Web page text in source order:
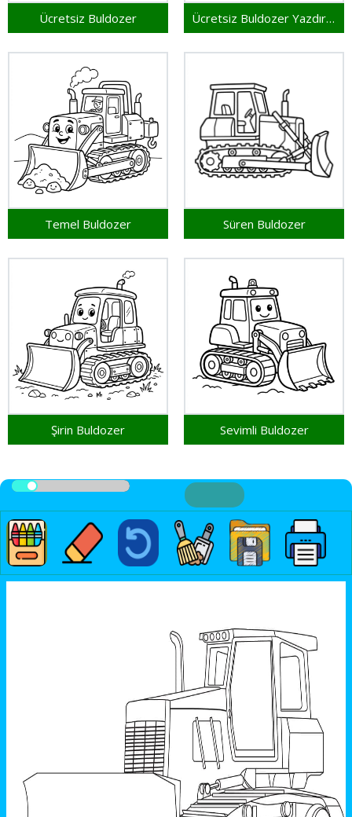
Ücretsiz Buldozer Ücretsiz Buldozer Yazdırılabilir
Temel Buldozer Süren Buldozer
Şirin Buldozer Sevimli Buldozer